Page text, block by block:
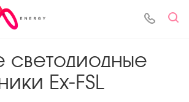
светодиодные
Ex-FSL